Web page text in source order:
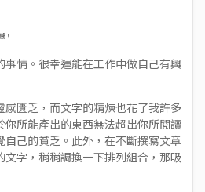
！
事情。很幸運能在工作中做自己有興
匱乏，而文字的精煉也花了我許多
你所能產出的東西無法超出你所閱讀
己的貧乏。此外，在不斷撰寫文章
字，稍稍調換一下排列組合，那吸